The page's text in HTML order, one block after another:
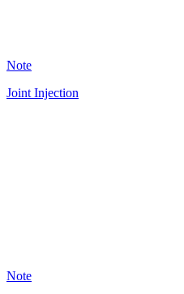
Note
Joint Injection
Note